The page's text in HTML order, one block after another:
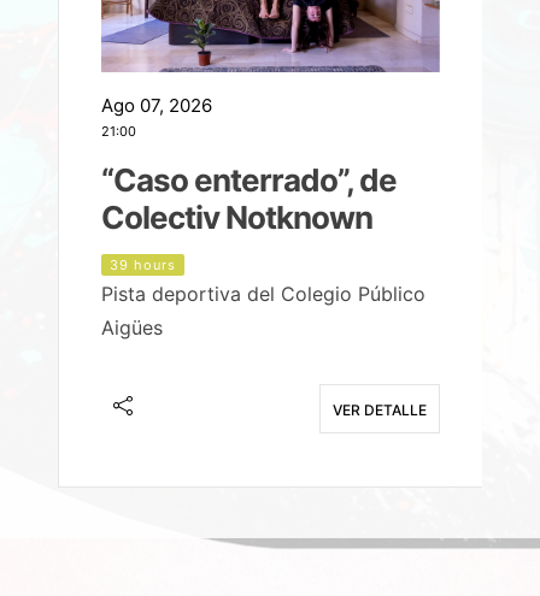
Ago 07, 2026
21:00
“Caso enterrado”, de
Colectiv Notknown
39 hours
Pista deportiva del Colegio Público
Aigües
VER DETALLE